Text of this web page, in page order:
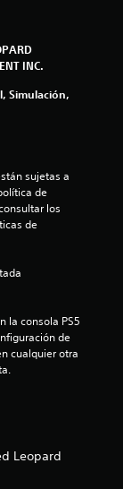
INC.
Simulación,
sujetas a
de
los
de
la consola PS5
de
cualquier otra
Leopard